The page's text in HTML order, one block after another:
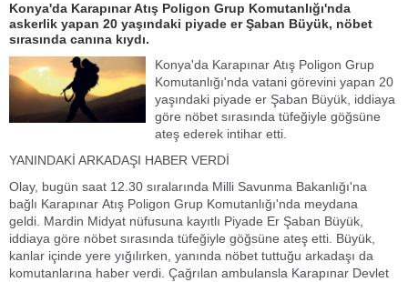
Konya'da Karapınar Atış Poligon Grup Komutanlığı'nda
askerlik yapan 20 yaşındaki piyade er Şaban Büyük, nöbet
sırasında canına kıydı.
Konya'da Karapınar Atış Poligon Grup
Komutanlığı'nda vatani görevini yapan 20
yaşındaki piyade er Şaban Büyük, iddiaya
göre nöbet sırasında tüfeğiyle göğsüne
ateş ederek intihar etti.
YANINDAKİ ARKADAŞI HABER VERDİ
Olay, bugün saat 12.30 sıralarında Milli Savunma Bakanlığı'na
bağlı Karapınar Atış Poligon Grup Komutanlığı'nda meydana
geldi. Mardin Midyat nüfusuna kayıtlı Piyade Er Şaban Büyük,
iddiaya göre nöbet sırasında tüfeğiyle göğsüne ateş etti. Büyük,
kanlar içinde yere yığılırken, yanında nöbet tuttuğu arkadaşı da
komutanlarına haber verdi. Çağrılan ambulansla Karapınar Devlet